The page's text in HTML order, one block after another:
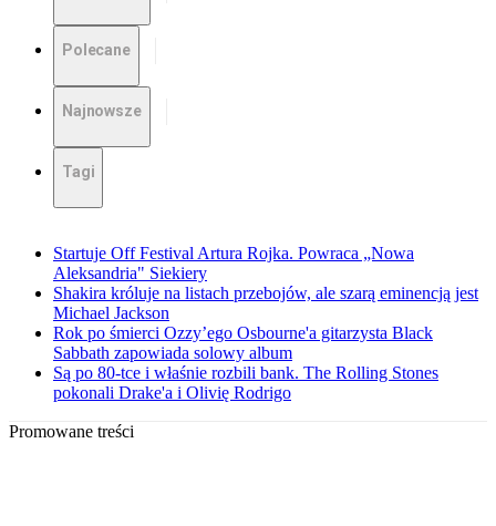
Polecane
Najnowsze
Tagi
Startuje Off Festival Artura Rojka. Powraca „Nowa
Aleksandria" Siekiery
Shakira króluje na listach przebojów, ale szarą eminencją jest
Michael Jackson
Rok po śmierci Ozzy’ego Osbourne'a gitarzysta Black
Sabbath zapowiada solowy album
Są po 80-tce i właśnie rozbili bank. The Rolling Stones
pokonali Drake'a i Olivię Rodrigo
Promowane treści